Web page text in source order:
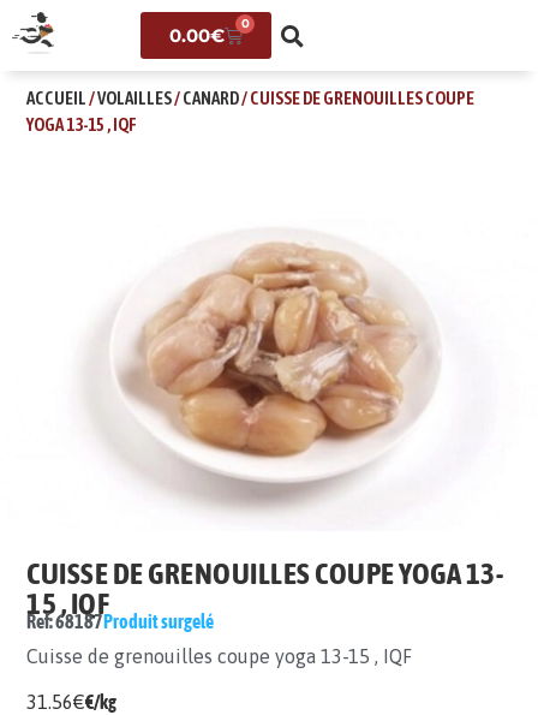
0.00€
0
ACCUEIL/VOLAILLES/CANARD/ CUISSE DE GRENOUILLES COUPE
YOGA 13-15 , IQF
CUISSE DE GRENOUILLES COUPE YOGA 13-
15 , IQF
Ref: 68187Produit surgelé
Cuisse de grenouilles coupe yoga 13-15 , IQF
31.56€€/kg